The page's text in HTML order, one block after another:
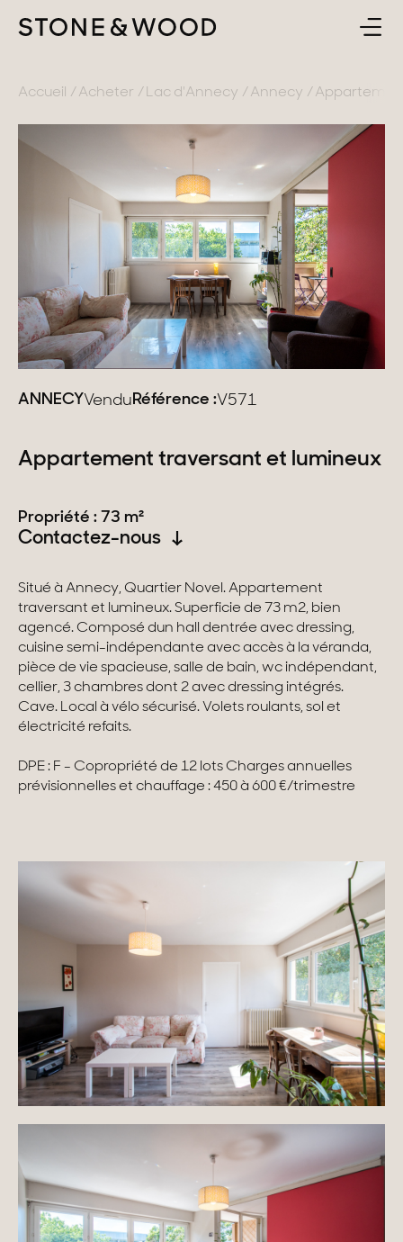
L'AGENCE
FR
Lac d'Annecy
Genevois
Pays de Gex
Montagne
Lac du Bourget
Canton de Vaud
Nos collections
Propriétés de caractère
Villas modernes
Appartements
Maisons de campagne
Domaines
Réhabilitations & Terrains
Tous nos biens
Accueil Acheter Lac d'Annecy Annecy
ANNECYVendu Référence :V571
Appartement traversant et lumineux
Propriété : 73 m²
Contactez-nous
Situé à Annecy, Quartier Novel. Appartement
traversant et lumineux. Superficie de 73 m2, bien
agencé. Composé dun hall dentrée avec dressing,
cuisine semi-indépendante avec accès à la véranda,
pièce de vie spacieuse, salle de bain, wc indépendant,
cellier, 3 chambres dont 2 avec dressing intégrés.
Cave. Local à vélo sécurisé. Volets roulants, sol et
électricité refaits.
DPE : F - Copropriété de 12 lots Charges annuelles
prévisionnelles et chauffage : 450 à 600 €/trimestre